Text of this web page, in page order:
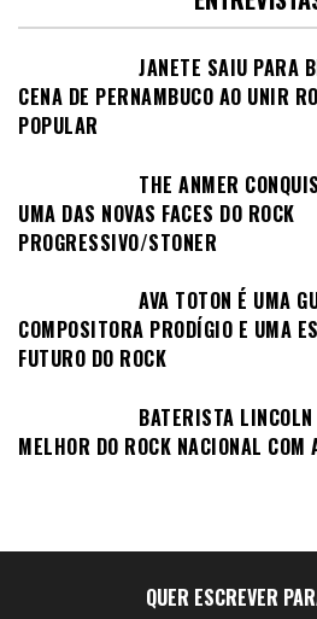
JANETE SAIU PARA
CENA DE PERNAMBUCO AO UNIR
POPULAR
THE ANMER
UMA DAS NOVAS FACES DO ROCK
PROGRESSIVO/STONER
AVA TOTON É UMA
COMPOSITORA PRODÍGIO E UMA
FUTURO DO ROCK
BATERISTA
MELHOR DO ROCK NACIONAL COM
QUER ESCREVER